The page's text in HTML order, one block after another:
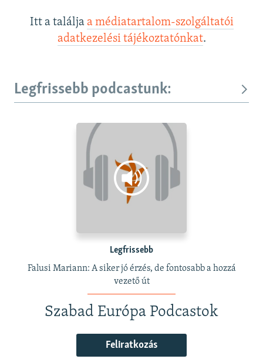
Itt a találja a médiatartalom-szolgáltatói
adatkezelési tájékoztatónkat.
Legfrissebb podcastunk:
Legfrissebb
Falusi Mariann: A siker jó érzés, de fontosabb a hozzá
vezető út
Szabad Európa Podcastok
Feliratkozás